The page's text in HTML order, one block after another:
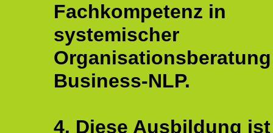
Fachkompetenz in
systemischer
Business-NLP.
4. Diese Ausbildung